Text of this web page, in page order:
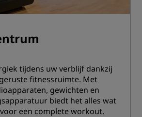
tijdens uw verblijf dankzij
fitnessruimte. Met
gewichten en
biedt het alles wat
een complete workout.